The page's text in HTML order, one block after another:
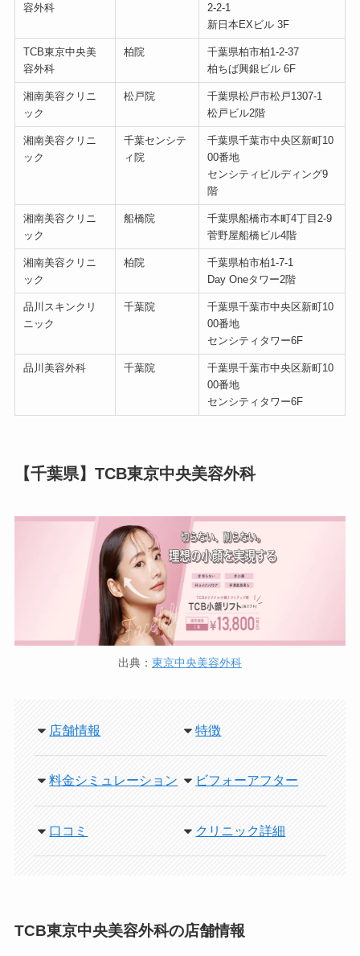
容外科
2-2-1
新日本EXビル 3F
TCB東京中央美
容外科
柏院
千葉県柏市柏1-2-37
柏ちば興銀ビル 6F
湘南美容クリニ
ック
松戸院
千葉県松戸市松戸1307-1
松戸ビル2階
湘南美容クリニ
ック
千葉センシテ
ィ院
千葉県千葉市中央区新町10
00番地
センシティビルディング9
階
湘南美容クリニ
ック
船橋院
千葉県船橋市本町4丁目2-9
菅野屋船橋ビル4階
湘南美容クリニ
ック
柏院
千葉県柏市柏1-7-1
Day Oneタワー2階
品川スキンクリ
ニック
千葉院
千葉県千葉市中央区新町10
00番地
センシティタワー6F
品川美容外科 千葉院
千葉県千葉市中央区新町10
00番地
センシティタワー6F
【千葉県】TCB東京中央美容外科
出典： 東京中央美容外科
店舗情報 特徴
料金シミュレーション ビフォーアフター
口コミ クリニック詳細
TCB東京中央美容外科の店舗情報